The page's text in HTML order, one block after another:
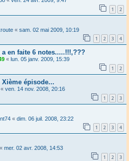
1 2
« sam. 02 mai 2009, 10:19
1 2 3 4
en faite 6 notes.....!!!,???
« lun. 05 janv. 2009, 15:39
1 2
épisode...
« ven. 14 nov. 2008, 20:16
1 2 3
« dim. 06 juil. 2008, 23:22
1 2 3 4
« mer. 02 avr. 2008, 14:53
1 2 3